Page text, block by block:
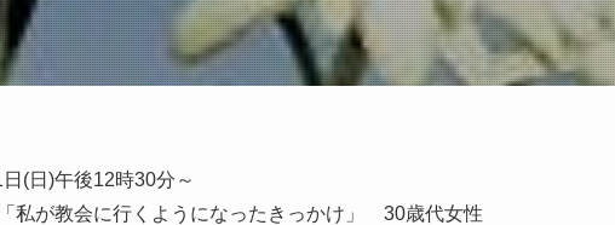
(日)午後12時30分～
が教会に行くようになったきっかけ」 30歳代女性